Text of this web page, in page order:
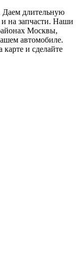
Даем длительную
на запчасти. Наши
Москвы,
автомобиле.
карте и сделайте